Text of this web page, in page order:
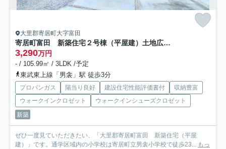
大里郡寄居町大字富田
寄居町富田 新築住宅２号棟（平屋建）土地広々88坪超
3,290万円
- / 105.99㎡ / 3LDK /予定
東武東上線「男衾」駅 徒歩3分
プロパンガス 陽当り良好 建設住宅性能評価書付
収納豊富
ウォークインクロゼット
ウォークインシューズクロゼット
新築
ぜひ一度見ていただきたい、「大里郡寄居町富田 新築住宅（平屋
建）」です。通学区域内の小学校は寄居町立男衾小学校で徒歩23... もっ